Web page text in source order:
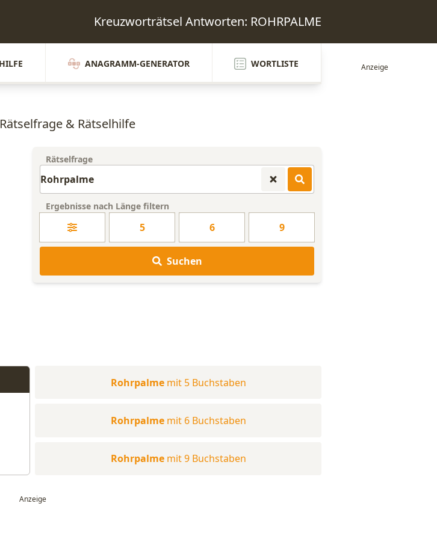
Kreuzworträtsel Antworten: ROHRPALME
ANAGRAMM-GENERATOR WORTLISTE
Rätselfrage & Rätselhilfe
Rätselfrage
Ergebnisse nach Länge filtern
5 6 9
Suchen
Rohrpalme mit 5 Buchstaben
Rohrpalme mit 6 Buchstaben
Rohrpalme mit 9 Buchstaben